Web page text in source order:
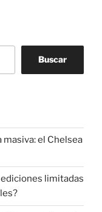
Buscar
el Chelsea
limitadas